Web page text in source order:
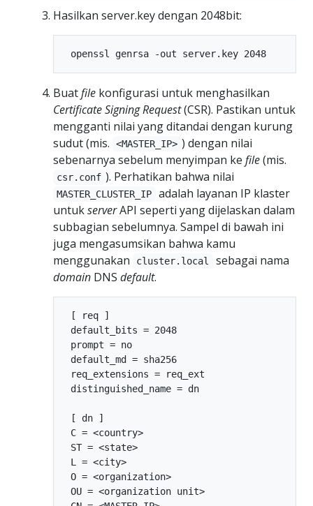
Hasilkan server.key dengan 2048bit:
Buatfile konfigurasi untuk menghasilkan
Certificate Signing Request(CSR). Pastikan untuk
mengganti nilai yang ditandai dengan kurung
sudut (mis.
<MASTER_IP> ) dengan nilai
sebenarnya sebelum menyimpan ke file(mis.
csr.conf ). Perhatikan bahwa nilai
MASTER_CLUSTER_IP
adalah layanan IP klaster
untukserverAPI seperti yang dijelaskan dalam
subbagian sebelumnya. Sampel di bawah ini
juga mengasumsikan bahwa kamu
menggunakan
cluster.local
sebagai nama
domain DNS default.
[ req ]
default_bits = 2048
prompt = no
default_md = sha256
req_extensions = req_ext
distinguished_name = dn
[ dn ]
C = <country>
ST = <state>
L = <city>
O = <organization>
OU = <organization unit>